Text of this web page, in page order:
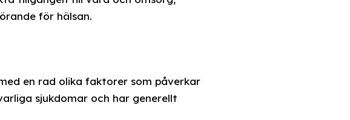
för hälsan.
en rad olika faktorer som påverkar
sjukdomar och har generellt